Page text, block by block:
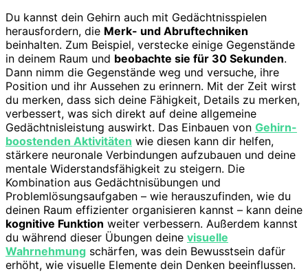
Du kannst dein Gehirn auch mit Gedächtnisspielen
herausfordern, die Merk- und Abruftechniken
beinhalten. Zum Beispiel, verstecke einige Gegenstände
in deinem Raum und beobachte sie für 30 Sekunden.
Dann nimm die Gegenstände weg und versuche, ihre
Position und ihr Aussehen zu erinnern. Mit der Zeit wirst
du merken, dass sich deine Fähigkeit, Details zu merken,
verbessert, was sich direkt auf deine allgemeine
Gedächtnisleistung auswirkt. Das Einbauen von Gehirn-
boostenden Aktivitäten wie diesen kann dir helfen,
stärkere neuronale Verbindungen aufzubauen und deine
mentale Widerstandsfähigkeit zu steigern. Die
Kombination aus Gedächtnisübungen und
Problemlösungsaufgaben – wie herauszufinden, wie du
deinen Raum effizienter organisieren kannst – kann deine
kognitive Funktion weiter verbessern. Außerdem kannst
du während dieser Übungen deine visuelle
Wahrnehmung schärfen, was dein Bewusstsein dafür
erhöht, wie visuelle Elemente dein Denken beeinflussen.